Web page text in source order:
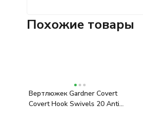
Похожие товары
Вертлюжек Gardner Covert
Covert Hook Swivels 20 Anti